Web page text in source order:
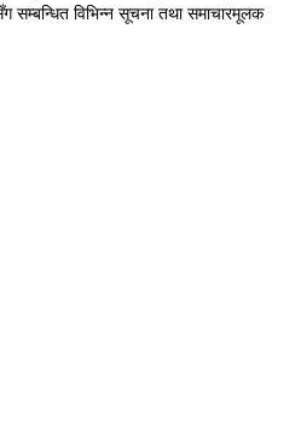
सम्बन्धित विभिन्न सूचना तथा समाचारमूलक